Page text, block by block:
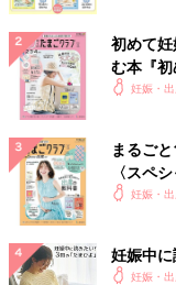
初めて
む本『初
妊娠・
まるご
〈スペ
妊娠・
妊娠中に
妊娠・